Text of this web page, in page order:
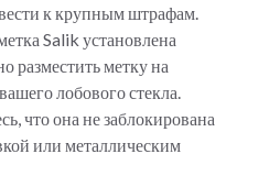
к крупным штрафам.
Salik установлена
разместить метку на
лобового стекла.
что она не заблокирована
или металлическим